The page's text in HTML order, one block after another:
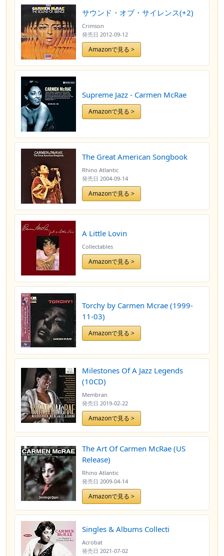
サウンド・オブ・サイレンス(+2)
Crimson
発売日 2012-09-12
Amazonで見る >
Supreme Jazz - Carmen McRae
Amazonで見る >
The Great American Songbook
Rhino Atlantic
発売日 2004-09-14
Amazonで見る >
A Little Lovin
Collectables
Amazonで見る >
Torchy by Carmen Mcrae (1999-
11-03)
Amazonで見る >
Milestones Of A Jazz Legends
(10CD)
Membran
発売日 2019-02-22
Amazonで見る >
The Art Of Carmen McRae (US
Release)
Rhino Atlantic
発売日 2009-04-14
Amazonで見る >
Singles & Albums Collecti
Acrobat
発売日 2021-07-02